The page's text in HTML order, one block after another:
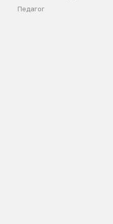
Педагог